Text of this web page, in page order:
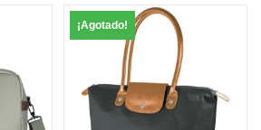
¡Agotado!